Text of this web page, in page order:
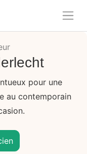
pour une
au contemporain